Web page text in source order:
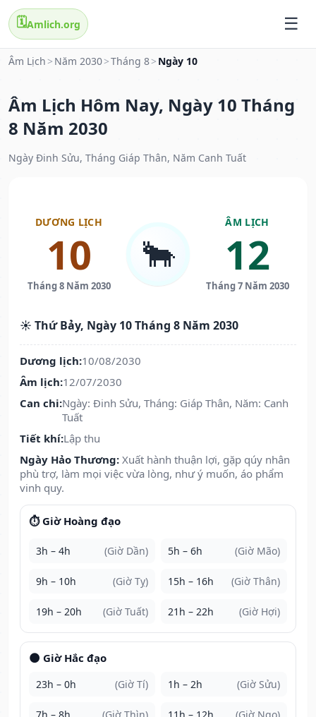
🗓️Amlich.org
Âm Lịch > Năm 2030>Tháng 8> Ngày 10
Âm Lịch Hôm Nay, Ngày 10 Tháng
8 Năm 2030
Ngày Đinh Sửu, Tháng Giáp Thân, Năm Canh Tuất
DƯƠNG LỊCH
10
Tháng 8 Năm 2030
🐂
ÂM LỊCH
12
Tháng 7 Năm 2030
☀️ Thứ Bảy, Ngày 10 Tháng 8 Năm 2030
Dương lịch:10/08/2030
Âm lịch:12/07/2030
Can chi:Ngày: Đinh Sửu, Tháng: Giáp Thân, Năm: Canh
Tuất
Tiết khí:Lập thu
Ngày Hảo Thương: Xuất hành thuận lợi, gặp qúy nhân
phù trợ, làm mọi việc vừa lòng, như ý muốn, áo phẩm
vinh quy.
⏱️ Giờ Hoàng đạo
3h – 4h (Giờ Dần) 5h – 6h (Giờ Mão)
9h – 10h (Giờ Tỵ) 15h – 16h (Giờ Thân)
19h – 20h (Giờ Tuất) 21h – 22h (Giờ Hợi)
🌑 Giờ Hắc đạo
23h – 0h (Giờ Tí) 1h – 2h (Giờ Sửu)